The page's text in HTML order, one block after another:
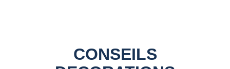
CONSEILS